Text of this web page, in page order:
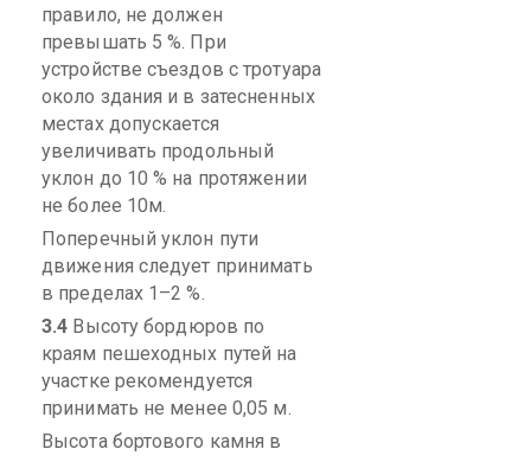
правило, не должен
превышать 5 %. При
устройстве съездов с тротуара
около здания и в затесненных
местах допускается
увеличивать продольный
уклон до 10 % на протяжении
не более 10м.
Поперечный уклон пути
движения следует принимать
в пределах 1–2 %.
3.4 Высоту бордюров по
краям пешеходных путей на
участке рекомендуется
принимать не менее 0,05 м.
Высота бортового камня в